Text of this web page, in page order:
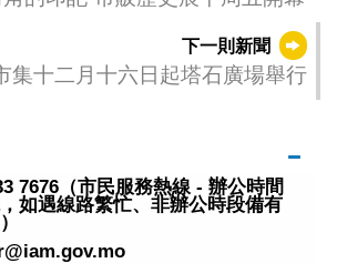
下一則新聞
集十二月十六日起塔石廣場舉行
7676（市民服務熱線 - 辦公時間
如遇線路繁忙、非辦公時段備有